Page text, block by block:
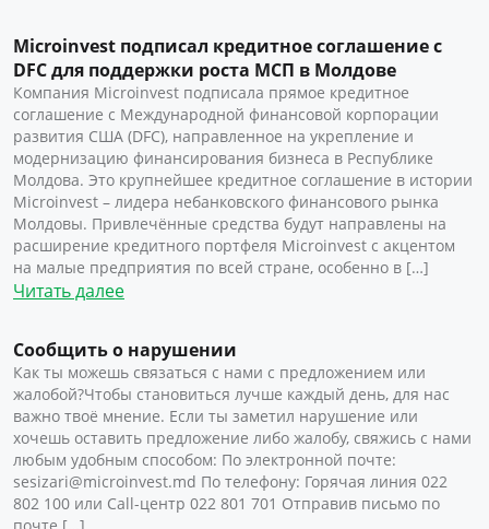
Microinvest подписал кредитное соглашение с
DFC для поддержки роста МСП в Молдове
Компания Microinvest подписала прямое кредитное
соглашение с Международной финансовой корпорации
развития США (DFC), направленное на укрепление и
модернизацию финансирования бизнеса в Республике
Молдова. Это крупнейшее кредитное соглашение в истории
Microinvest – лидера небанковского финансового рынка
Молдовы. Привлечённые средства будут направлены на
расширение кредитного портфеля Microinvest с акцентом
на малые предприятия по всей стране, особенно в […]
Читать далее
Сообщить о нарушении
Как ты можешь связаться с нами с предложением или
жалобой?Чтобы становиться лучше каждый день, для нас
важно твоё мнение. Если ты заметил нарушение или
хочешь оставить предложение либо жалобу, свяжись с нами
любым удобным способом: По электронной почте:
sesizari@microinvest.md По телефону: Горячая линия 022
802 100 или Call-центр 022 801 701 Отправив письмо по